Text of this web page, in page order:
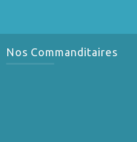
Nos Commanditaires